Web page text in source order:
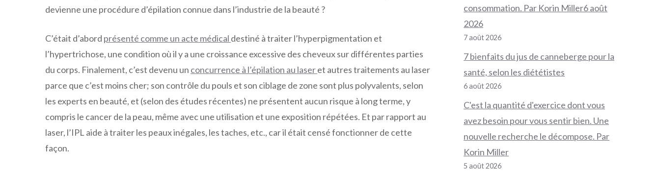
devienne une procédure d’épilation connue dans l’industrie de la beauté ?
C’était d’abord présenté comme un acte médical destiné à traiter l’hyperpigmentation et
l’hypertrichose, une condition où il y a une croissance excessive des cheveux sur différentes parties
du corps. Finalement, c’est devenu un concurrence à l’épilation au laseret autres traitements au laser
parce que c’est moins cher; son contrôle du pouls et son ciblage de zone sont plus polyvalents, selon
les experts en beauté, et (selon des études récentes) ne présentent aucun risque à long terme, y
compris le cancer de la peau, même avec une utilisation et une exposition répétées. Et par rapport au
laser, l’IPL aide à traiter les peaux inégales, les taches, etc., car il était censé fonctionner de cette
façon.
consommation. Par Korin Miller6 août
2026
7 août 2026
7 bienfaits du jus de canneberge pour la
santé, selon les diététistes
6 août 2026
C'est la quantité d'exercice dont vous
avez besoin pour vous sentir bien. Une
nouvelle recherche le décompose. Par
Korin Miller
5 août 2026